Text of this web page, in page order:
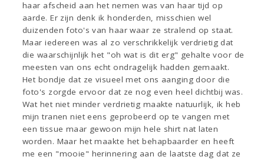
haar afscheid aan het nemen was van haar tijd op
aarde. Er zijn denk ik honderden, misschien wel
duizenden foto's van haar waar ze stralend op staat.
Maar iedereen was al zo verschrikkelijk verdrietig dat
die waarschijnlijk het "oh wat is dit erg" gehalte voor de
meesten van ons echt ondragelijk hadden gemaakt.
Het bondje dat ze visueel met ons aanging door die
foto's zorgde ervoor dat ze nog even heel dichtbij was.
Wat het niet minder verdrietig maakte natuurlijk, ik heb
mijn tranen niet eens geprobeerd op te vangen met
een tissue maar gewoon mijn hele shirt nat laten
worden. Maar het maakte het behapbaarder en heeft
me een "mooie" herinnering aan de laatste dag dat ze